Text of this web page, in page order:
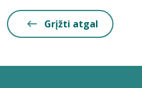
Grįžti atgal